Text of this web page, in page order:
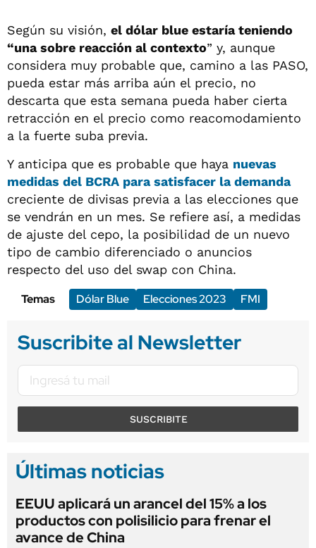
Según su visión, el dólar blue estaría teniendo
“una sobre reacción al contexto” y, aunque
considera muy probable que, camino a las PASO,
pueda estar más arriba aún el precio, no
descarta que esta semana pueda haber cierta
retracción en el precio como reacomodamiento
a la fuerte suba previa.
Y anticipa que es probable que haya nuevas
medidas del BCRA para satisfacer la demanda
creciente de divisas previa a las elecciones que
se vendrán en un mes. Se refiere así, a medidas
de ajuste del cepo, la posibilidad de un nuevo
tipo de cambio diferenciado o anuncios
respecto del uso del swap con China.
Temas
Dólar Blue Elecciones 2023 FMI
Suscribite al Newsletter
SUSCRIBITE
Últimas noticias
EEUU aplicará un arancel del 15% a los
productos con polisilicio para frenar el
avance de China